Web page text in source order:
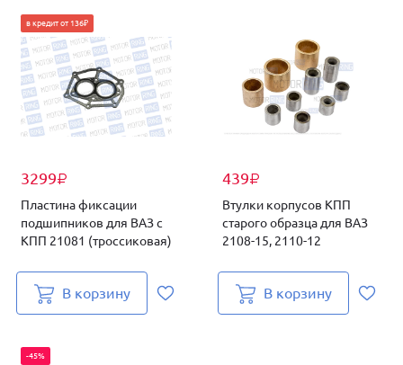
3299₽
в кредит от 136₽
Пластина фиксации
подшипников для ВАЗ с
КПП 21081 (троссиковая)
В корзину
439₽
Втулки корпусов КПП
старого образца для ВАЗ
2108-15, 2110-12
В корзину
-45%